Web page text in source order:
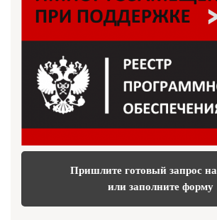
Пришлите готовый запрос на
или заполните форму